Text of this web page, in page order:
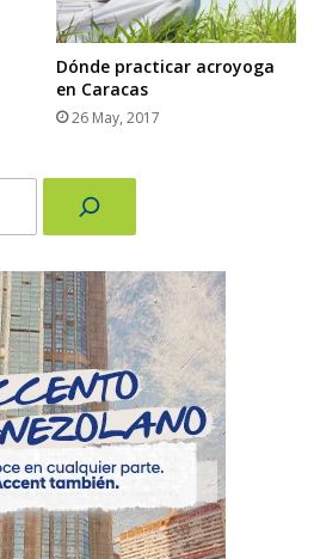
Dónde practicar acroyoga
en Caracas
26 May, 2017